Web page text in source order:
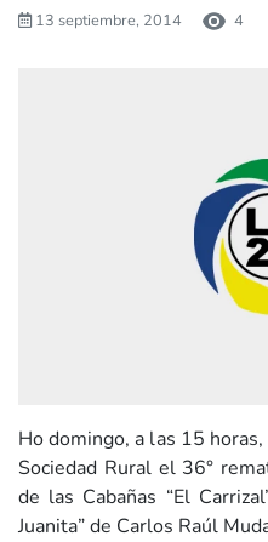
13 septiembre, 2014 4
Ho domingo, a las 15
Sociedad Rural el 36°
de las Cabañas “El
Juanita” de Carlos Raúl